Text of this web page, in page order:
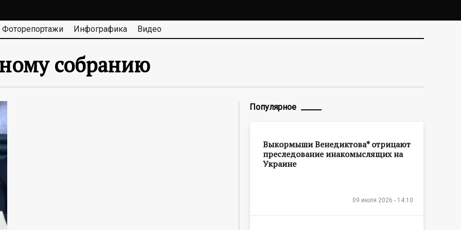
Фоторепортажи Инфографика Видео
собранию
Популярное
Выкормыши Венедиктова* отрицают
преследование инакомыслящих на
Украине
09 июля 2026 - 14:10